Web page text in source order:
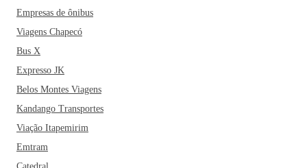
Empresas de ônibus
Viagens Chapecó
Bus X
Expresso JK
Belos Montes Viagens
Kandango Transportes
Viação Itapemirim
Emtram